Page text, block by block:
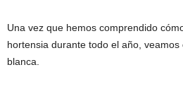
Una vez que hemos comprendido
hortensia durante todo el año,
blanca.